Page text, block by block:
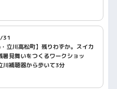
31
立川高松町】残りわずか。スイカ
暑見舞いをつくるワークショッ
補聴器から歩いて3分